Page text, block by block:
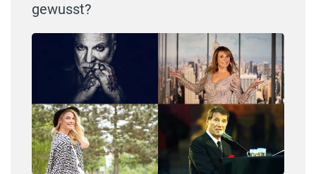
gewusst?